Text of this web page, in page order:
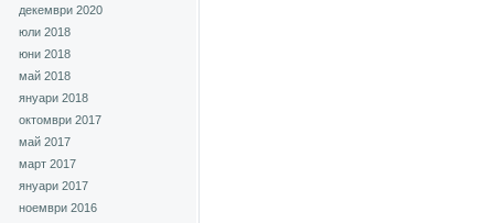
декември 2020
юли 2018
юни 2018
май 2018
януари 2018
октомври 2017
май 2017
март 2017
януари 2017
ноември 2016